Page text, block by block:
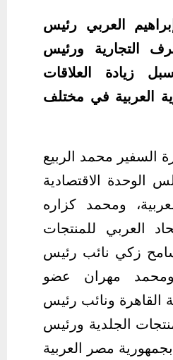
العربي رئيس
التجارية ورئيس
زيادة العلاقات
العربية في مختلف
السفير محمد الربيع
الوحدة الاقتصادية
ومحمد كزاره
العربي للمنتجات
زكي نائب رئيس
مهران عضو
القاهرة ونائب رئيس
الجلدية ورئيس
مصر العربية